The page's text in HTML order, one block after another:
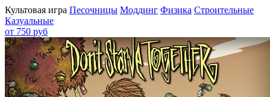
Культовая игра Песочницы Моддинг Физика Строительные
Казуальные
от 750 руб